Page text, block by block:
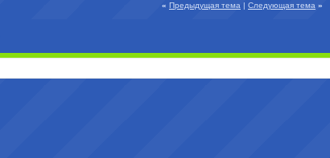
« Предыдущая тема | Следующая тема »